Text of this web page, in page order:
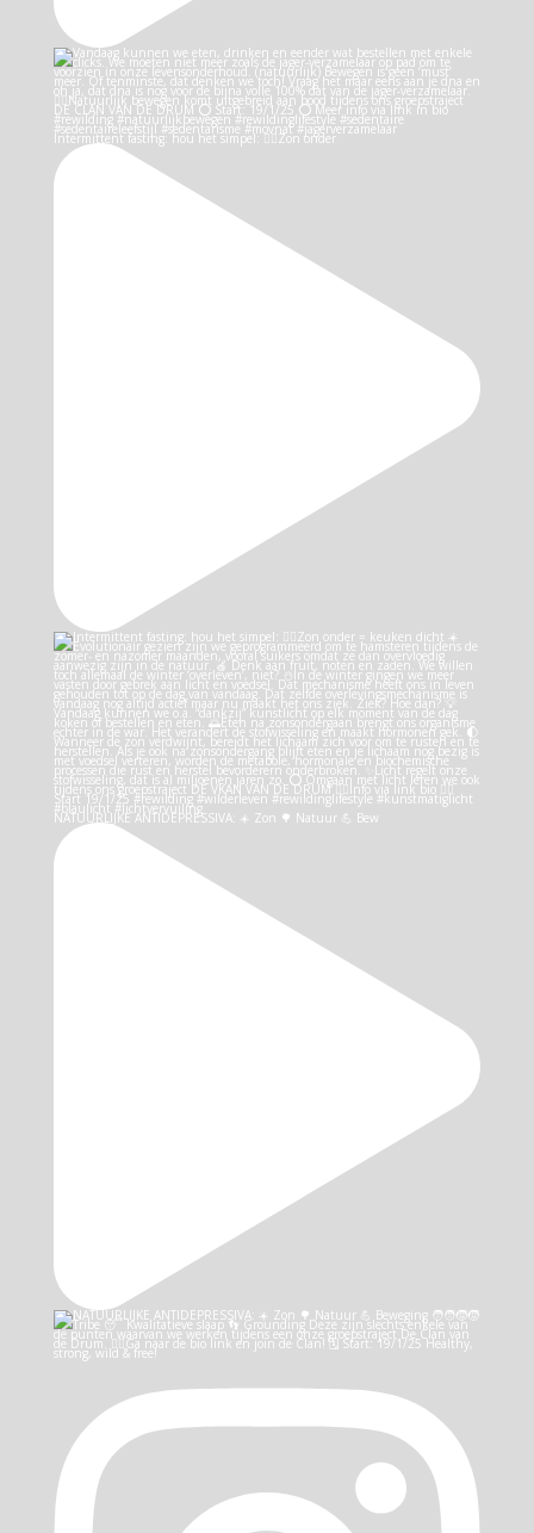
Intermittent fasting: hou het simpel: 👉🏻Zon onder
NATUURLIJKE ANTIDEPRESSIVA: ☀️ Zon 🌳 Natuur 💪 Bew